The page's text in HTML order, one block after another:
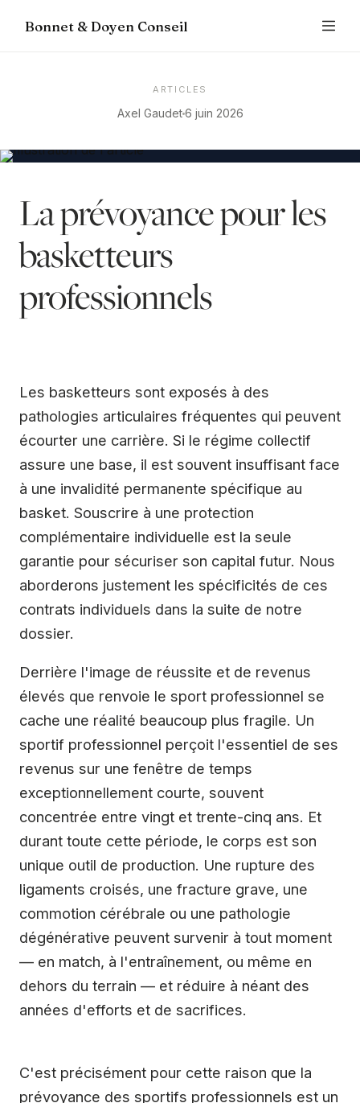
Bonnet & Doyen Conseil
ARTICLES
Axel Gaudet6 juin 2026
La prévoyance pour les
basketteurs
professionnels
Les basketteurs sont exposés à des
pathologies articulaires fréquentes qui peuvent
écourter une carrière. Si le régime collectif
assure une base, il est souvent insuffisant face
à une invalidité permanente spécifique au
basket. Souscrire à une protection
complémentaire individuelle est la seule
garantie pour sécuriser son capital futur. Nous
aborderons justement les spécificités de ces
contrats individuels dans la suite de notre
dossier.
Derrière l'image de réussite et de revenus
élevés que renvoie le sport professionnel se
cache une réalité beaucoup plus fragile. Un
sportif professionnel perçoit l'essentiel de ses
revenus sur une fenêtre de temps
exceptionnellement courte, souvent
concentrée entre vingt et trente-cinq ans. Et
durant toute cette période, le corps est son
unique outil de production. Une rupture des
ligaments croisés, une fracture grave, une
commotion cérébrale ou une pathologie
dégénérative peuvent survenir à tout moment
— en match, à l'entraînement, ou même en
dehors du terrain — et réduire à néant des
années d'efforts et de sacrifices.
C'est précisément pour cette raison que la
prévoyance des sportifs professionnels est un